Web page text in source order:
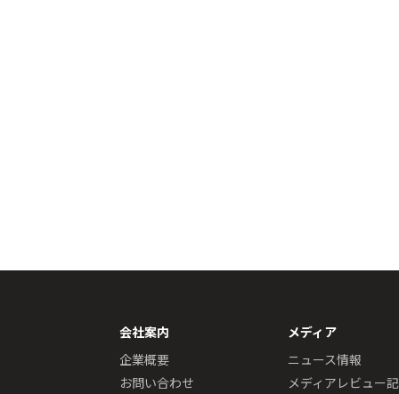
会社案内
企業概要
お問い合わせ
メディア
ニュース情報
メディアレビュー